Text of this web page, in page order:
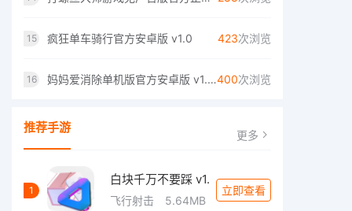
15 疯狂单车骑行官方安卓版 v1.0 423次浏览
16 妈妈爱消除单机版官方安卓版 v1.0.1400次浏览
推荐手游 更多
1
白块千万不要踩 v1.
飞行射击 5.64MB
立即查看